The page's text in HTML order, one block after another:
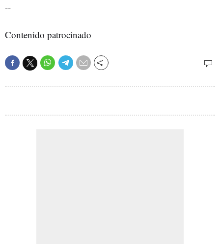
--
Contenido patrocinado